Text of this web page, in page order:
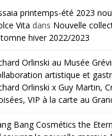
printemps-été 2023
Vita dans Nouvelle
hiver 2022/2023
Orlinski au Musée
artistique et
Orlinski x Guy Martin,
VIP à la carte au
Bang Cosmétics the